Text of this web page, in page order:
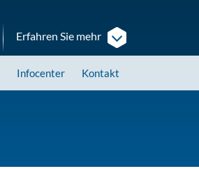
Erfahren Sie mehr
Infocenter Kontakt